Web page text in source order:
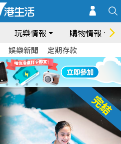
玩樂情報 購物情報
娛樂新聞 定期存款